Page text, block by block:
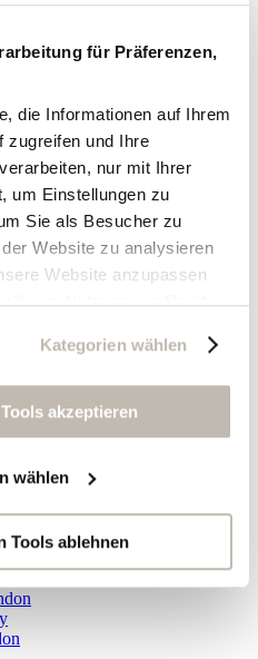
für Präferenzen,
die Informationen auf Ihrem
zugreifen und Ihre
nur mit Ihrer
um Einstellungen zu
Sie als Besucher zu
Website zu analysieren
Website anzupassen
um Nutzungsprofile über
Werbung auszuliefern,
wiederzuerkennen und um
sowie um unsere
("Marketing").
geteilt, die wir in
auflisten oder wenn
klicken.
Tools akzeptieren" klicken,
der optionalen Tools
Kategorien wählen
akzeptieren
wählen
Tools ablehnen
Zehenpartie